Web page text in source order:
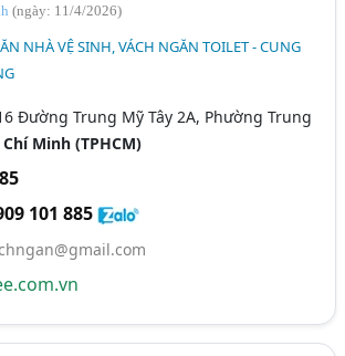
(ngày: 11/4/2026)
NHÀ VỆ SINH, VÁCH NGĂN TOILET - CUNG
Đường Trung Mỹ Tây 2A, Phường Trung
Chí Minh (TPHCM)
101 885